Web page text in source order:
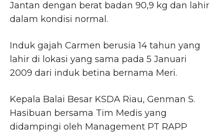
Jantan dengan berat badan 90,9 kg dan lahir
dalam kondisi normal.
Induk gajah Carmen berusia 14 tahun yang
lahir di lokasi yang sama pada 5 Januari
2009 dari induk betina bernama Meri.
Kepala Balai Besar KSDA Riau, Genman S.
Hasibuan bersama Tim Medis yang
didampingi oleh Management PT RAPP